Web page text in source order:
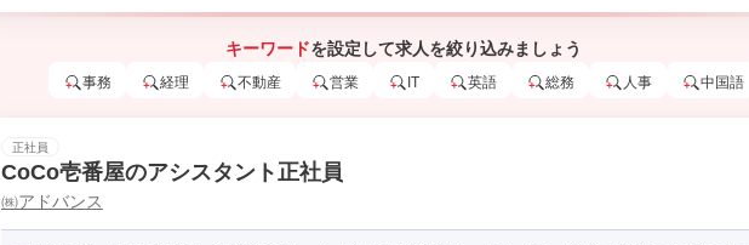
キーワードを設定して求人を絞り込みましょう
事務 経理 不動産 営業 IT 英語 総務 人事 中国語
正社員
CoCo壱番屋のアシスタント正社員
㈱アドバンス